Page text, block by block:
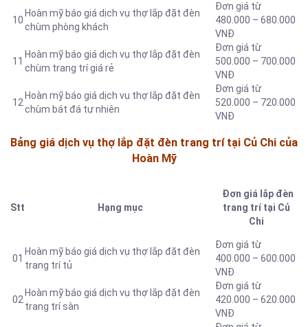
10
Hoàn mỹ báo giá dịch vụ thợ lắp đặt đèn
chùm phòng khách
Đơn giá từ
480.000 – 680.000
VNĐ
11
Hoàn mỹ báo giá dịch vụ thợ lắp đặt đèn
chùm trang trí giá rẻ
Đơn giá từ
500.000 – 700.000
VNĐ
12
Hoàn mỹ báo giá dịch vụ thợ lắp đặt đèn
chùm bát đá tự nhiên
Đơn giá từ
520.000 – 720.000
VNĐ
Bảng giá dịch vụ thợ lắp đặt đèn trang trí tại Củ Chi của
Hoàn Mỹ
Stt Hạng mục
Đơn giá lắp đèn
trang trí tại Củ
Chi
01
Hoàn mỹ báo giá dịch vụ thợ lắp đặt đèn
trang trí tủ
Đơn giá từ
400.000 – 600.000
VNĐ
02
Hoàn mỹ báo giá dịch vụ thợ lắp đặt đèn
trang trí sàn
Đơn giá từ
420.000 – 620.000
VNĐ